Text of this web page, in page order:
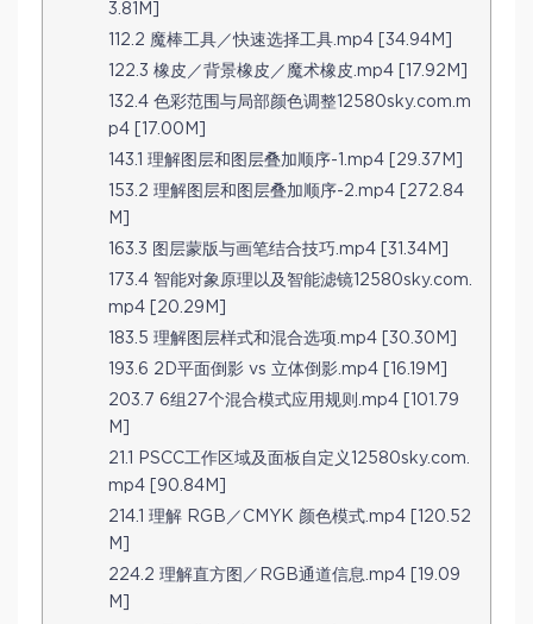
3.81M]
112.2 魔棒工具／快速选择工具.mp4 [34.94M]
122.3 橡皮／背景橡皮／魔术橡皮.mp4 [17.92M]
132.4 色彩范围与局部颜色调整12580sky.com.m
p4 [17.00M]
143.1 理解图层和图层叠加顺序-1.mp4 [29.37M]
153.2 理解图层和图层叠加顺序-2.mp4 [272.84
M]
163.3 图层蒙版与画笔结合技巧.mp4 [31.34M]
173.4 智能对象原理以及智能滤镜12580sky.com.
mp4 [20.29M]
183.5 理解图层样式和混合选项.mp4 [30.30M]
193.6 2D平面倒影 vs 立体倒影.mp4 [16.19M]
203.7 6组27个混合模式应用规则.mp4 [101.79
M]
21.1 PSCC工作区域及面板自定义12580sky.com.
mp4 [90.84M]
214.1 理解 RGB／CMYK 颜色模式.mp4 [120.52
M]
224.2 理解直方图／RGB通道信息.mp4 [19.09
M]